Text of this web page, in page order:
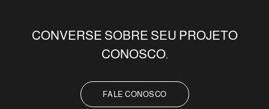
CONVERSE SOBRE SEU PROJETO
CONOSCO.
FALE CONOSCO